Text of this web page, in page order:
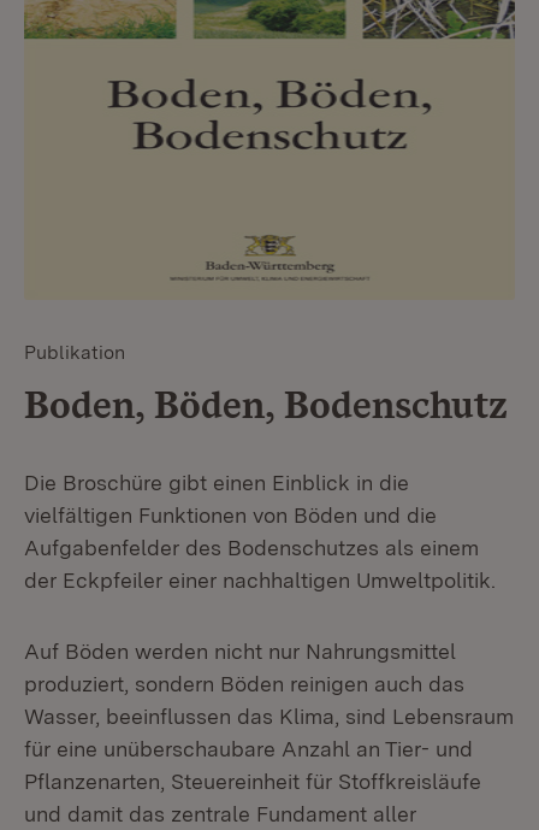
Publikation
Boden, Böden, Bodenschutz
Die Broschüre gibt einen Einblick in die
vielfältigen Funktionen von Böden und die
Aufgabenfelder des Bodenschutzes als einem
der Eckpfeiler einer nachhaltigen Umweltpolitik.
Auf Böden werden nicht nur Nahrungsmittel
produziert, sondern Böden reinigen auch das
Wasser, beeinflussen das Klima, sind Lebensraum
für eine unüberschaubare Anzahl an Tier- und
Pflanzenarten, Steuereinheit für Stoffkreisläufe
und damit das zentrale Fundament aller